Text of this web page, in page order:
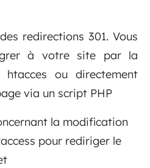
redirections 301. Vous
à votre site par la
ou directement
via un script PHP
la modification
pour rediriger le